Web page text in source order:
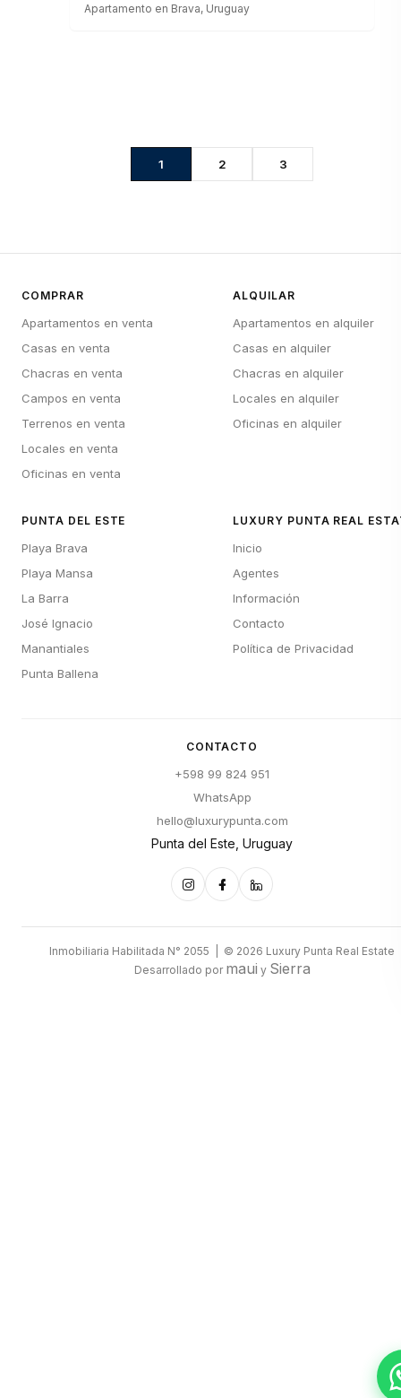
Apartamento en Brava, Uruguay
1 2 3
COMPRAR
Apartamentos en venta
Casas en venta
Chacras en venta
Campos en venta
Terrenos en venta
Locales en venta
Oficinas en venta
ALQUILAR
Apartamentos en alquiler
Casas en alquiler
Chacras en alquiler
Locales en alquiler
Oficinas en alquiler
PUNTA DEL ESTE
Playa Brava
Playa Mansa
La Barra
José Ignacio
Manantiales
Punta Ballena
LUXURY PUNTA REAL
Inicio
Agentes
Información
Contacto
Política de Privacidad
CONTACTO
+598 99 824 951
WhatsApp
hello@luxurypunta.com
Punta del Este, Uruguay
Inmobiliaria Habilitada N° 2055 | © 2026 Luxury Punta Real Estate
Desarrollado por maui y Sierra